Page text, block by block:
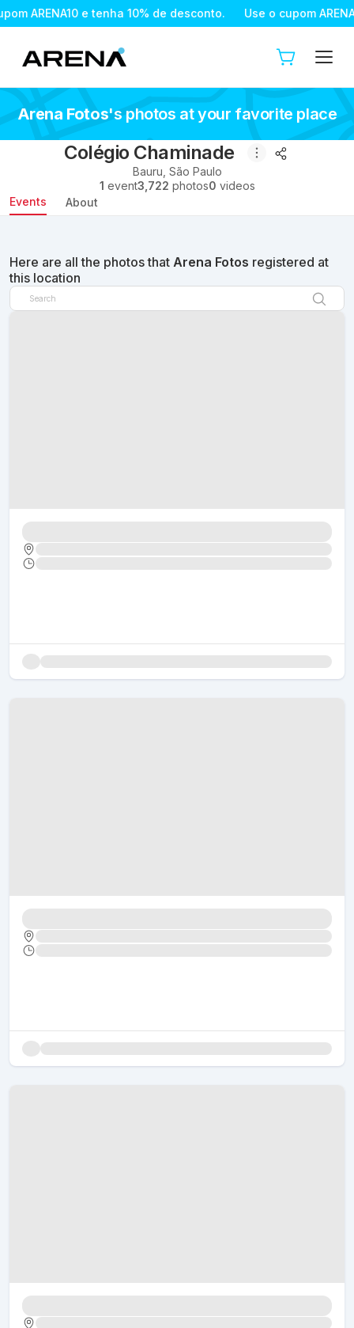
e tenha 10% de desconto. Use o cupom ARENA10 e
Arena Fotos's photos at your favorite place
Colégio Chaminade
Bauru São Paulo
1 event3,722 photos0 videos
Events
About
Here are all the photos that Arena Fotos registered at
this location